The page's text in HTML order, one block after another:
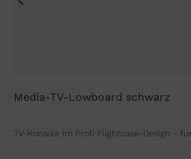
Media-TV-Lowboard schwarz
TV-Konsole im Profi Flightcase-Design -